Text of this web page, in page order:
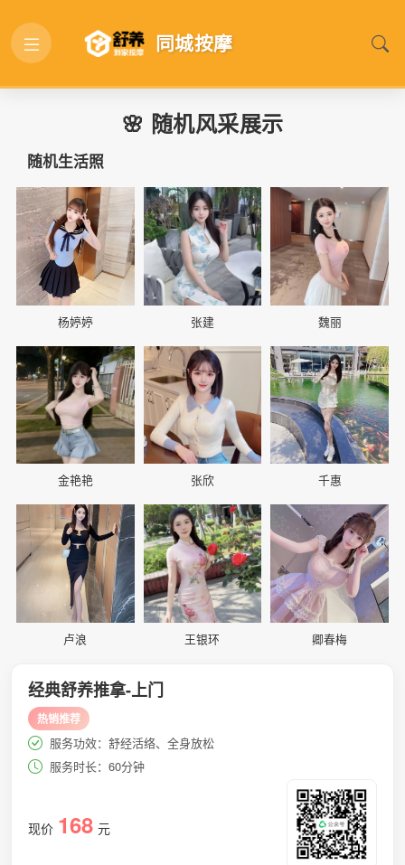
同城按摩
🌸 随机风采展示
随机生活照
📷
杨婷婷
📷
张建
📷
魏丽
📷
金艳艳
📷
张欣
📷
千惠
📷
卢浪
📷
王银环
📷
卿春梅
经典舒养推拿-上门
热销推荐
服务功效：舒经活络、全身放松
服务时长：60分钟
现价 168 元